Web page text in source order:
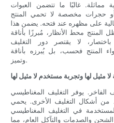
مماثلة. غالبًا ما تتضمن العبوات
حجرات مخصصة لا تحمي المنتج
على مظهره عند فتحه. يضمن هذا
محط الأنظار، مُبرزًا بأناقة
لا يقتصر دور التغليف
المنتج فحسب، بل يُبرزه بأناقة
وتميز.
لا مثيل لها وتجربة مستخدم لا مثيل لها
يوفر التغليف المغناطيسي
من أشكال التغليف الأخرى. يحمي
في التغليف المغناطيسي
والصدمات والتآكل العام، مما